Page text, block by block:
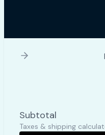
Subtotal
Taxes & shipping